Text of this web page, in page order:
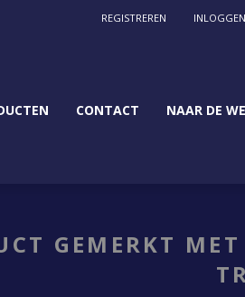
REGISTREREN INLOGGEN
CONTACT NAAR DE
GEMERKT